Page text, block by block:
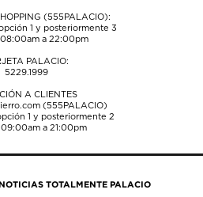
(555PALACIO):
1 y posteriormente 3
08:00am a 22:00pm
PALACIO:
5229.1999
A CLIENTES
(555PALACIO)
1 y posteriormente 2
09:00am a 21:00pm
TOTALMENTE PALACIO